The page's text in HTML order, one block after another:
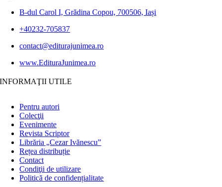
B-dul Carol I, Grădina Copou, 700506, Iași
+40232-705837
contact@editurajunimea.ro
www.EdituraJunimea.ro
INFORMAŢII UTILE
Pentru autori
Colecţii
Evenimente
Revista Scriptor
Librăria „Cezar Ivănescu”
Rețea distribuție
Contact
Condiţii de utilizare
Politică de confidențialitate